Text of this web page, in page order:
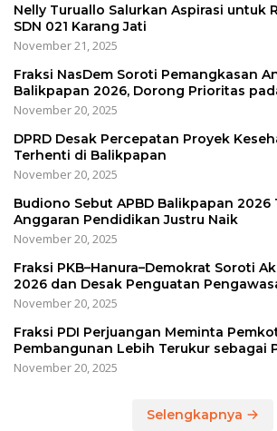
Nelly Turuallo Salurkan Aspirasi untuk
SDN 021 Karang Jati
November 21, 2025
Fraksi NasDem Soroti Pemangkasan
Balikpapan 2026, Dorong Prioritas
November 20, 2025
DPRD Desak Percepatan Proyek
Terhenti di Balikpapan
November 20, 2025
Budiono Sebut APBD Balikpapan 2026
Anggaran Pendidikan Justru Naik
November 20, 2025
Fraksi PKB–Hanura–Demokrat Soroti
2026 dan Desak Penguatan
November 20, 2025
Fraksi PDI Perjuangan Meminta
Pembangunan Lebih Terukur sebagai
November 20, 2025
Selengkapnya